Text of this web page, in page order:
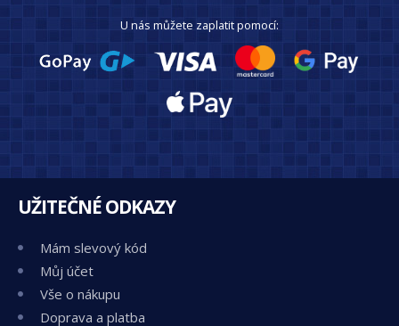
U nás můžete zaplatit pomocí:
UŽITEČNÉ ODKAZY
Mám slevový kód
Můj účet
Vše o nákupu
Doprava a platba